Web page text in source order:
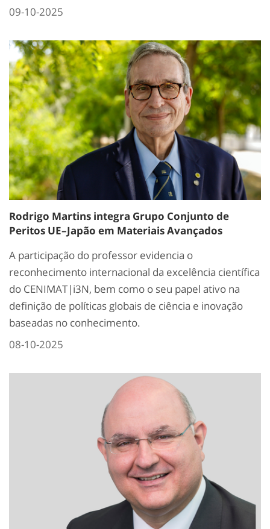
09-10-2025
Rodrigo Martins integra Grupo Conjunto de
Peritos UE–Japão em Materiais Avançados
A participação do professor evidencia o
reconhecimento internacional da excelência científica
do CENIMAT|i3N, bem como o seu papel ativo na
definição de políticas globais de ciência e inovação
baseadas no conhecimento.
08-10-2025